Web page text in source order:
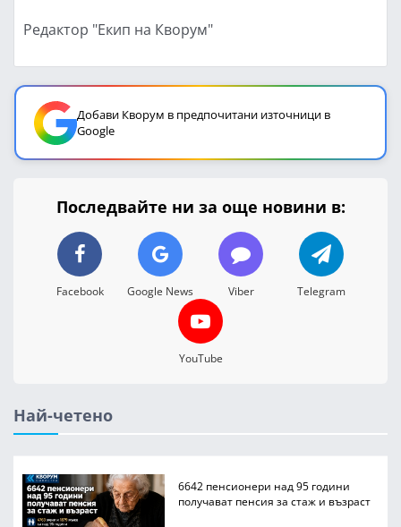
Редактор "Екип на Кворум"
Добави Кворум в предпочитани източници в
Google
Последвайте ни за още новини в:
Facebook Google News Viber Telegram
YouTube
Най-четено
6642 пенсионери над 95 години
получават пенсия за стаж и възраст